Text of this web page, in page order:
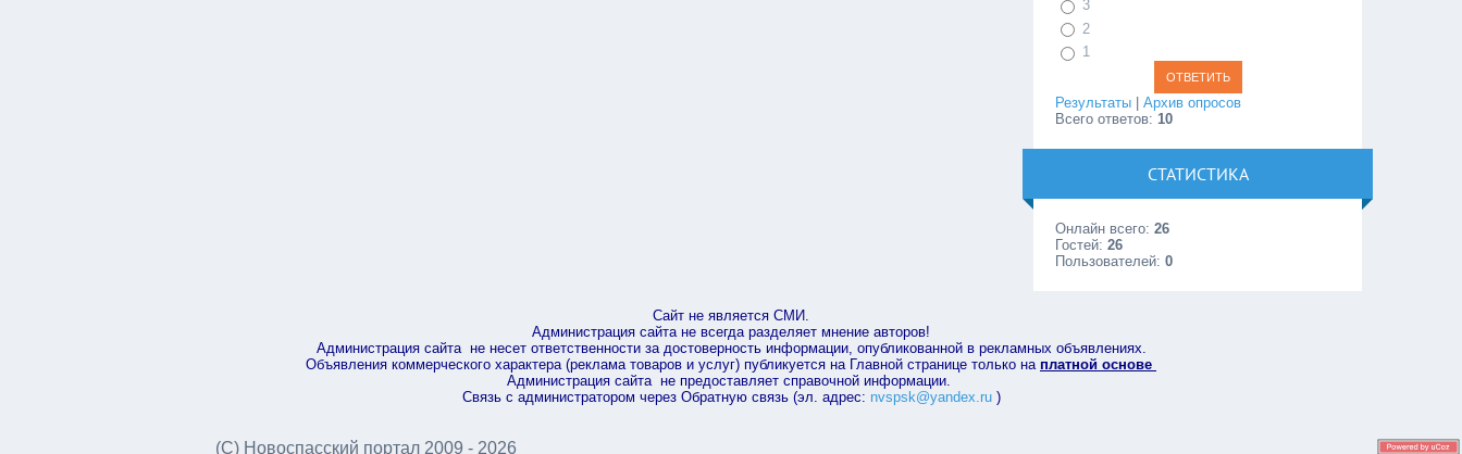
3
2
1
Результаты |Архив опросов
Всего ответов: 10
СТАТИСТИКА
Онлайн всего:26
Гостей:26
Пользователей:0
Сайт не является СМИ.
Администрация сайта не всегда разделяет мнение авторов!
Администрация сайта не несет ответственности за достоверность информации, опубликованной в рекламных объявлениях.
Объявления коммерческого характера (реклама товаров и услуг) публикуется на Главной странице только на платной основе
Администрация сайта не предоставляет справочной информации.
Связь с администратором через Обратную связь (эл. адрес: nvspsk@yandex.ru)
(С) Новоспасский портал 2009 - 2026